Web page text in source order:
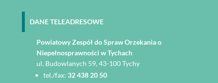
DANE TELEADRESOWE
Powiatowy Zespół do Spraw Orzekania o
Niepełnosprawności w Tychach
ul. Budowlanych 59, 43-100 Tychy
tel./fax: 32 438 20 50